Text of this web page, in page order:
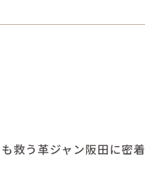
救う革ジャン阪田に密着